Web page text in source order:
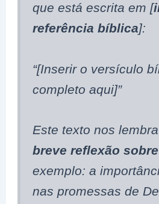
que está escrita em [
referência bíblica]:
“[Inserir o versículo
completo aqui]”
Este texto nos
breve reflexão
exemplo: a
nas promessas de